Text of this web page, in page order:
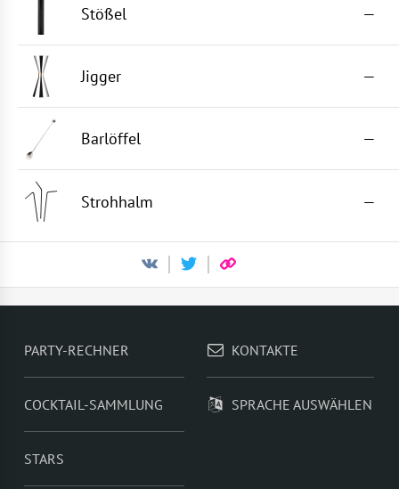
Stößel —
Jigger —
Barlöffel —
Strohhalm —
PARTY-RECHNER
COCKTAIL-SAMMLUNG
STARS
KONTAKTE
SPRACHE AUSWÄHLEN